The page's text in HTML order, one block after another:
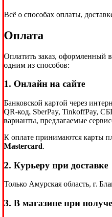
Всё о способах оплаты,
Оплата
Оплатить заказ, оформленный
одним из способов:
1. Онлайн на сайте
Банковской картой через
QR-код, SberPay, TinkoffPay,
варианты, предлагаемые
К оплате принимаются карты
Mastercard.
2. Курьеру при доставке
Только Амурская область, г.
3. В магазине при